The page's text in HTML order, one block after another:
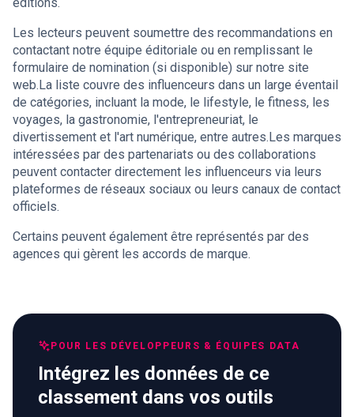
Les lecteurs peuvent soumettre des recommandations en
contactant notre équipe éditoriale ou en remplissant le
formulaire de nomination (si disponible) sur notre site
web.La liste couvre des influenceurs dans un large éventail
de catégories, incluant la mode, le lifestyle, le fitness, les
voyages, la gastronomie, l'entrepreneuriat, le
divertissement et l'art numérique, entre autres.Les marques
intéressées par des partenariats ou des collaborations
peuvent contacter directement les influenceurs via leurs
plateformes de réseaux sociaux ou leurs canaux de contact
officiels.
Certains peuvent également être représentés par des
agences qui gèrent les accords de marque.
POUR LES DÉVELOPPEURS & ÉQUIPES DATA
Intégrez les données de ce
classement dans vos outils